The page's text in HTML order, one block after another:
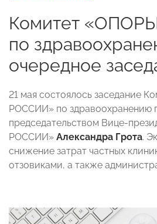
Комитет
по
очередное
21 мая состоялось заседание
РОССИИ» по здравоохранению
председательством Вице-
РОССИИ» Александра Грота.
снижение затрат частных
отзовиками, а также